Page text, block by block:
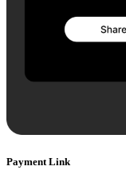
Payment Link